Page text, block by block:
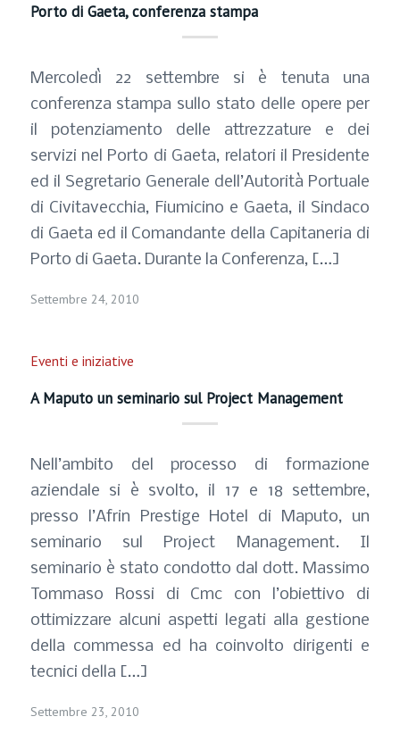
Porto di Gaeta, conferenza stampa
Mercoledì 22 settembre si è tenuta una
conferenza stampa sullo stato delle opere per
il potenziamento delle attrezzature e dei
servizi nel Porto di Gaeta, relatori il Presidente
ed il Segretario Generale dell’Autorità Portuale
di Civitavecchia, Fiumicino e Gaeta, il Sindaco
di Gaeta ed il Comandante della Capitaneria di
Porto di Gaeta. Durante la Conferenza, […]
Settembre 24, 2010
Eventi e iniziative
A Maputo un seminario sul Project Management
Nell’ambito del processo di formazione
aziendale si è svolto, il 17 e 18 settembre,
presso l’Afrin Prestige Hotel di Maputo, un
seminario sul Project Management. Il
seminario è stato condotto dal dott. Massimo
Tommaso Rossi di Cmc con l’obiettivo di
ottimizzare alcuni aspetti legati alla gestione
della commessa ed ha coinvolto dirigenti e
tecnici della […]
Settembre 23, 2010